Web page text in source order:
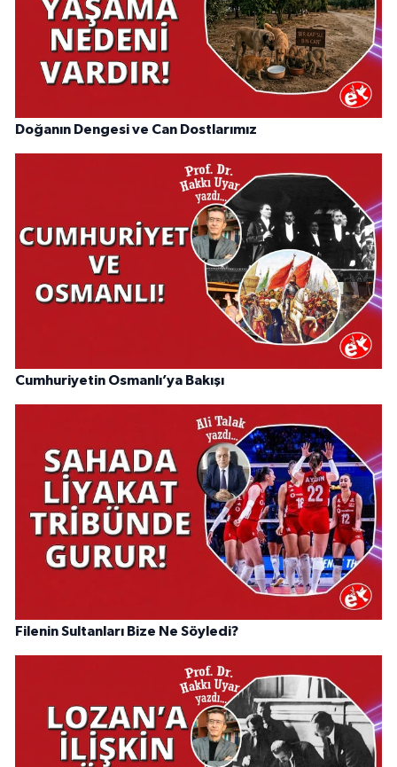
Doğanın Dengesi ve Can Dostlarımız
Cumhuriyetin Osmanlı’ya Bakışı
Filenin Sultanları Bize Ne Söyledi?